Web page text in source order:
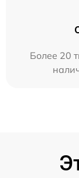
Более 20